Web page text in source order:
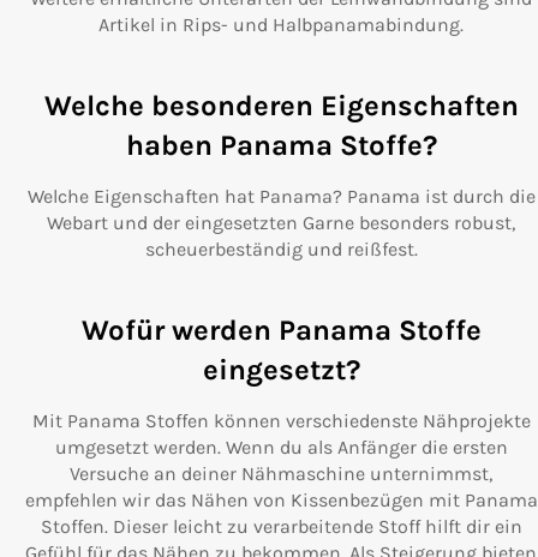
Artikel in Rips- und Halbpanamabindung.
Welche besonderen Eigenschaften
haben Panama Stoffe?
Welche Eigenschaften hat Panama? Panama ist durch die
Webart und der eingesetzten Garne besonders robust,
scheuerbeständig und reißfest.
Wofür werden Panama Stoffe
eingesetzt?
Mit Panama Stoffen können verschiedenste Nähprojekte
umgesetzt werden. Wenn du als Anfänger die ersten
Versuche an deiner Nähmaschine unternimmst,
empfehlen wir das Nähen von Kissenbezügen mit Panama
Stoffen. Dieser leicht zu verarbeitende Stoff hilft dir ein
Gefühl für das Nähen zu bekommen. Als Steigerung bieten